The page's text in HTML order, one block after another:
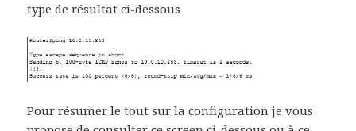
type de résultat ci-dessous
Pour résumer le tout sur la configuration je vous